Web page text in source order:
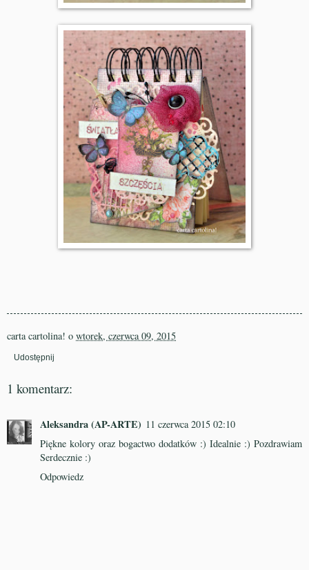
carta cartolina! o wtorek, czerwca 09, 2015
Udostępnij
1 komentarz:
Aleksandra (AP-ARTE) 11 czerwca 2015 02:10
Piękne kolory oraz bogactwo dodatków :) Idealnie :) Pozdrawiam
Serdecznie :)
Odpowiedz